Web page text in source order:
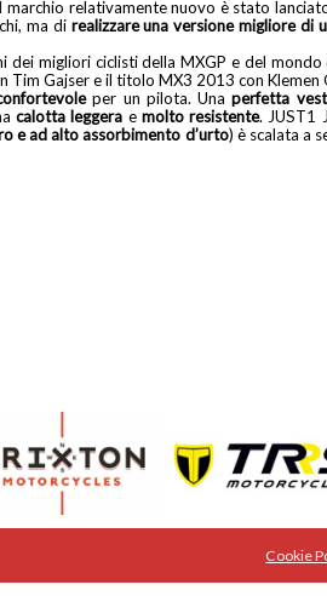
relativamente nuovo è stato
ma di realizzare una versione migliore di
migliori ciclisti della MXGP e del mondo
Gajser e il titolo MX3 2013 con Klemen
per un pilota. Unaperfetta
calotta leggera e molto resistente. JUST1
e ad alto assorbimento d’urto) è scalata a
Cookie